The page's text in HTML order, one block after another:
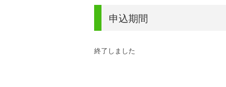
申込期間
終了しました